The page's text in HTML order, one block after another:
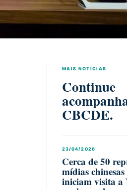
MAIS NOTÍCIAS
Continue
CBCDE.
23/04/2026
Cerca de 50
mídias
iniciam visita a